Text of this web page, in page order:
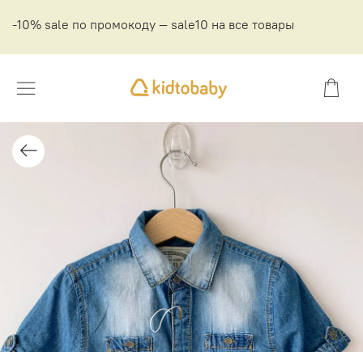
-10% sale по промокоду — sale10 на все товары